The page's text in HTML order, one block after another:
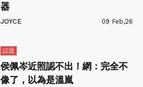
器
JOYCE 09 Feb,26
話題
侯佩岑近照認不出！網：完全不
像了，以為是溫嵐